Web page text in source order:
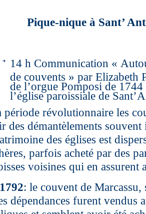
Pique-nique à Sant’
14 h Communication «
de couvents » par Elizabeth
de l’orgue Pomposi de 1744
l’église paroissiale de
période révolutionnaire les
des démantèlements
des églises est
parfois acheté par des
voisines qui en assurent
: le couvent de
dépendances furent vendus